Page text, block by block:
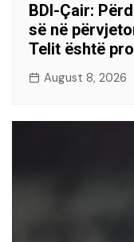
BDI-Çair:
së në
Telit është
August 8, 2026